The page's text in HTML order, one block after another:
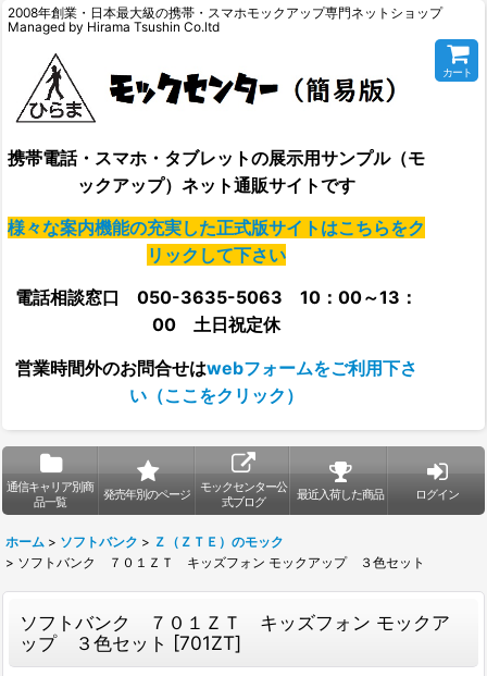
2008年創業・日本最大級の携帯・スマホモックアップ専門ネットショップ
Managed by Hirama Tsushin Co.ltd
携帯電話・スマホ・タブレットの展示用サンプル（モ
ックアップ）ネット通販サイトです
様々な案内機能の充実した正式版サイトはこちらをク
リックして下さい
電話相談窓口 050-3635-5063 10：00～13：
00 土日祝定休
営業時間外のお問合せはwebフォームをご利用下さ
い（ここをクリック）
カート
通信キャリア別商
品一覧
発売年別のページ
モックセンター公
式ブログ
最近入荷した商品 ログイン
ホーム > ソフトバンク > Ｚ（ＺＴＥ）のモック
> ソフトバンク ７０１ＺＴ キッズフォン モックアップ ３色セット
ソフトバンク ７０１ＺＴ キッズフォン モックア
ップ ３色セット [701ZT]